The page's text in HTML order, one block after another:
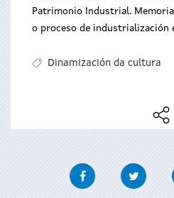
Patrimonio Industrial.
o proceso de industrialización
Dinamización da cultura
Facebook